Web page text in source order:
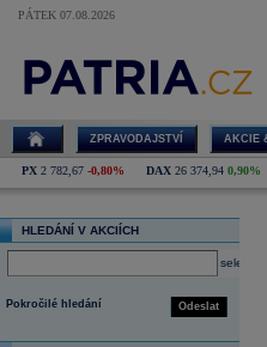
PÁTEK 07.08.2026
ZPRAVODAJSTVÍ AKCIE
PX 2 782,67 -0,80% DAX 26 374,94 0,90%
HLEDÁNÍ V AKCIÍCH
select
Odeslat
Pokročilé hledání